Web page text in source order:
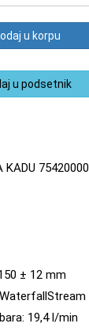
u korpu
u podsetnik
KADU 75420000
± 12 mm
19,4 l/min